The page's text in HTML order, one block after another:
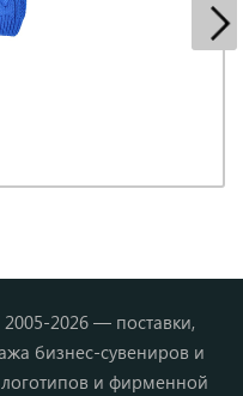
2026 — поставки,
бизнес-сувениров и
и фирменной